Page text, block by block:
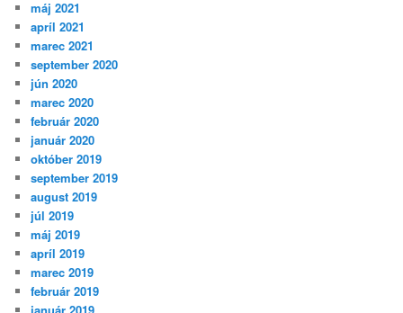
máj 2021
apríl 2021
marec 2021
september 2020
jún 2020
marec 2020
február 2020
január 2020
október 2019
september 2019
august 2019
júl 2019
máj 2019
apríl 2019
marec 2019
február 2019